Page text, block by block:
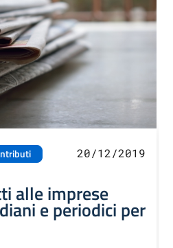
20/12/2019
alle imprese
e periodici per